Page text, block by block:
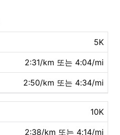
5K
2:31/km 또는 4:04/mi
2:50/km 또는 4:34/mi
10K
2:38/km 또는 4:14/mi